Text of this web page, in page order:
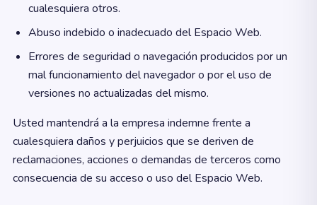
cualesquiera otros.
Abuso indebido o inadecuado del Espacio Web.
Errores de seguridad o navegación producidos por un
mal funcionamiento del navegador o por el uso de
versiones no actualizadas del mismo.
Usted mantendrá a la empresa indemne frente a
cualesquiera daños y perjuicios que se deriven de
reclamaciones, acciones o demandas de terceros como
consecuencia de su acceso o uso del Espacio Web.